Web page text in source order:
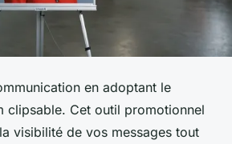
en adoptant le
clipsable. Cet outil promotionnel
visibilité de vos messages tout